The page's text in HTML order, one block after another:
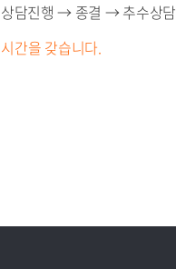
담진행 → 종결 → 추수상담
간을 갖습니다.